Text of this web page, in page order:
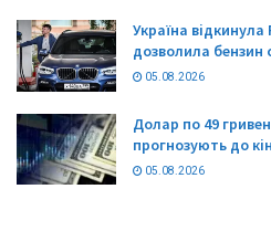
Україна
дозволила бензин
05.08.2026
Долар по 49
прогнозують до
05.08.2026